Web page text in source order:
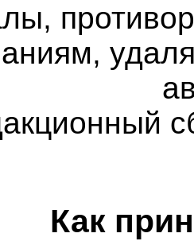
Как